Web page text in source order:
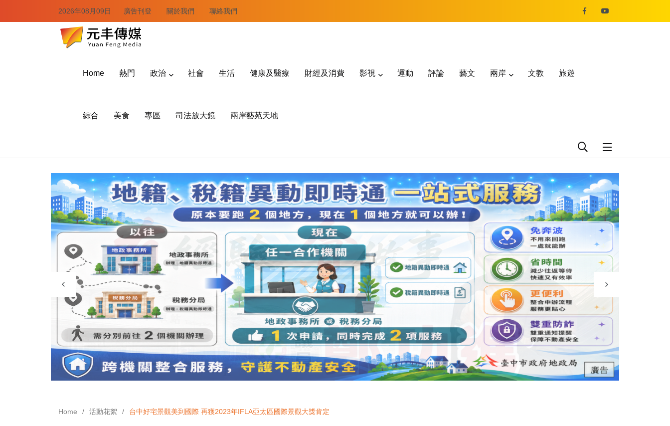
2026年08月09日 廣告刊登 關於我們 聯絡我們
Home 熱門 政治 社會 生活 健康及醫療 財經及消費 影視 運動 評論 藝文 兩岸 文教 旅遊
綜合 美食 專區 司法放大鏡 兩岸藝苑天地
Home 活動花絮 台中好宅景觀美到國際 再獲2023年IFLA亞太區國際景觀大獎肯定